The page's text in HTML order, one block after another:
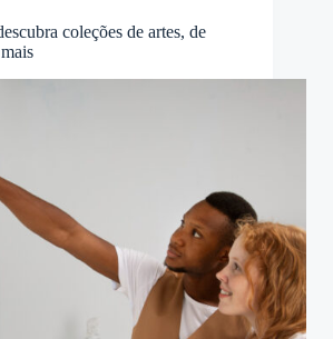
coleções de artes, de